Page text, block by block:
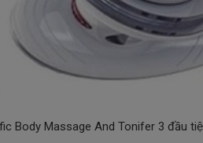
Body Massage And Tonifer 3 đầu